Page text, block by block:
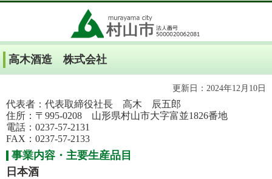
高木酒造 株式会社
更新日：2024年12月10日
代表者：代表取締役社長 高木 辰五郎
住所：〒995-0208 山形県村山市大字富並1826番地
電話：0237-57-2131
FAX：0237-57-2133
事業内容・主要生産品目
日本酒